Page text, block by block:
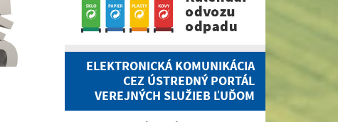
ELEKTRONICKÁ KOMUNIKÁCIA
CEZ ÚSTREDNÝ PORTÁL
VEREJNÝCH SLUŽIEB ĽUĎOM